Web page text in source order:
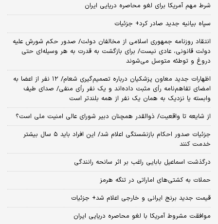
شرط مهم آمریکا برای لغو محاصره دریایی ایران
سپاه بیانیه جدید صادر کرد+ جزئیات
انتقاد روزنامه جمهوری اسلامی از مخالفان دولت/ صدور حکم شورش علیه
دولت قانونی، عادی نیست/ برای بازگشت به قدرت به هر وسیله‌ای حتی
دروغ و توطئه متوسل می‌شوند
اظهارات جدید معاون پزشکیان درباره تصمیم‌گیری شعام/ ۱۲ نفر از اعضا به
امضای تفاهم‌نامه رأی مثبت داده‌اند و یک نفر رأی منفی/ صدای طیف
وابسته یا نزدیک به همان یک نفر از همه بلندتر است
از شایعه تا واقعیت/ ذوالقدر همچنان دبیر شورای ‌عالی امنیت ملی است؟
جزئیات صدور احکام بازنشستگی اعلام شد/ این افراد باید ۵ سال بیشتر
خدمت کنند
درگذشت اسماعیل بابایی راغب بر اثر سانحه رانندگی
حملات به کشتی‌های اماراتی در تنگه هرمز
قیمت جدید برنج ایرانی و خارجی اعلام شد+ جزئیات
موافقت مشروط آمریکا با لغو محاصره دریایی ایران